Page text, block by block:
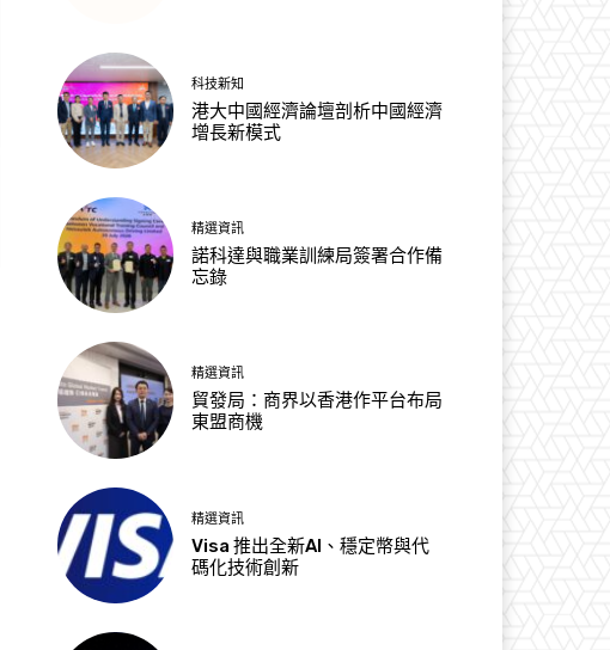
科技新知
港大中國經濟論壇剖析中國經濟
增長新模式
精選資訊
諾科達與職業訓練局簽署合作備
忘錄
精選資訊
貿發局：商界以香港作平台布局
東盟商機
精選資訊
Visa 推出全新AI、穩定幣與代
碼化技術創新